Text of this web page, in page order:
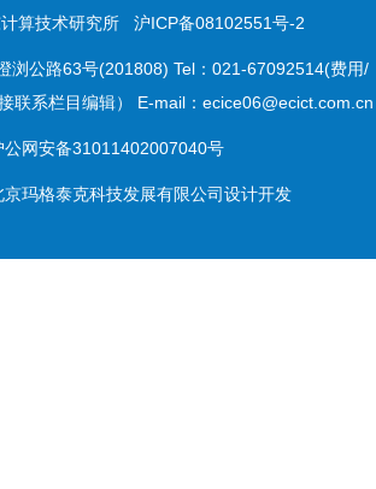
算技术研究所 沪ICP备08102551号-2
浏公路63号(201808) Tel：021-67092514(费用/
联系栏目编辑） E-mail：ecice06@ecict.com.cn
公网安备31011402007040号
京玛格泰克科技发展有限公司设计开发